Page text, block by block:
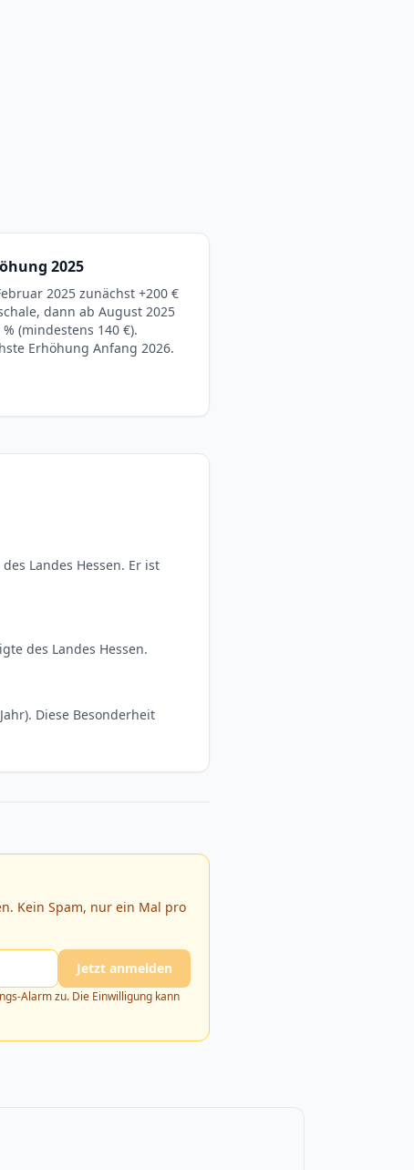
2025
2025 zunächst +200 €
dann ab August 2025
% (mindestens 140 €).
Erhöhung Anfang 2026.
Landes Hessen. Er ist
des Landes Hessen.
Diese Besonderheit
Kein Spam, nur ein Mal pro
Jetzt anmelden
Alarm zu. Die Einwilligung kann